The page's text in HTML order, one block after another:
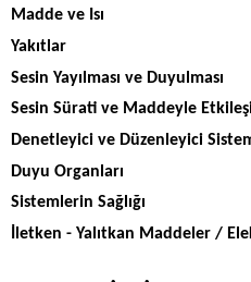
Madde ve Isı
Yakıtlar
Sesin Yayılması ve Duyulması
Sesin Sürati ve Maddeyle
Denetleyici ve Düzenleyici
Duyu Organları
Sistemlerin Sağlığı
İletken - Yalıtkan Maddeler /